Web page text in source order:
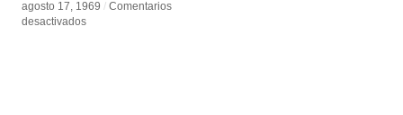
agosto 17, 1969 / Comentarios
desactivadosen
agosto 17, 1969 / Comentarios
desactivadosen